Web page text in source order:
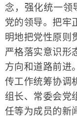
念，强化统一领
党的领导。把牢
明地把党性原则
严格落实意识形
方向和道路前进
传工作统筹协调
组长、常委会党
任等为成员的新